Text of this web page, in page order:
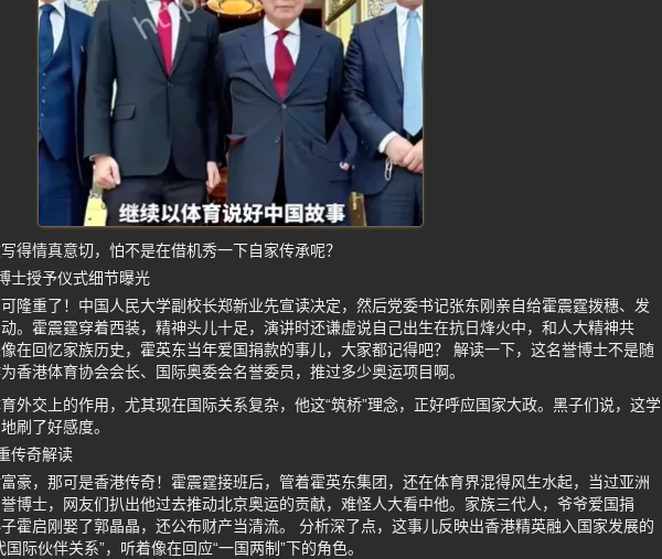
得情真意切，怕不是在借机秀一下自家传承呢？
士授予仪式细节曝光
隆重了！中国人民大学副校长郑新业先宣读决定，然后党委书记张东刚亲自给霍震霆拨穗、发
。霍震霆穿着西装，精神头儿十足，演讲时还谦虚说自己出生在抗日烽火中，和人大精神共
在回忆家族历史，霍英东当年爱国捐款的事儿，大家都记得吧？ 解读一下，这名誉博士不是随
香港体育协会会长、国际奥委会名誉委员，推过多少奥运项目啊。
外交上的作用，尤其现在国际关系复杂，他这“筑桥”理念，正好呼应国家大政。黑子们说，这学
刷了好感度。
传奇解读
豪，那可是香港传奇！霍震霆接班后，管着霍英东集团，还在体育界混得风生水起，当过亚洲
博士，网友们扒出他过去推动北京奥运的贡献，难怪人大看中他。家族三代人，爷爷爱国捐
霍启刚娶了郭晶晶，还公布财产当清流。 分析深了点，这事儿反映出香港精英融入国家发展的
际伙伴关系”，听着像在回应“一国两制”下的角色。